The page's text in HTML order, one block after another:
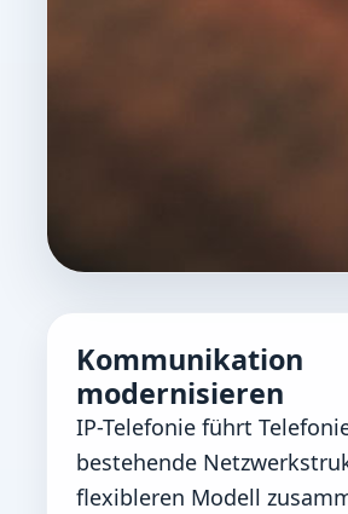
Telefonie und
Kommunikation
modernisieren
IP-Telefonie führt
bestehende
flexibleren Modell